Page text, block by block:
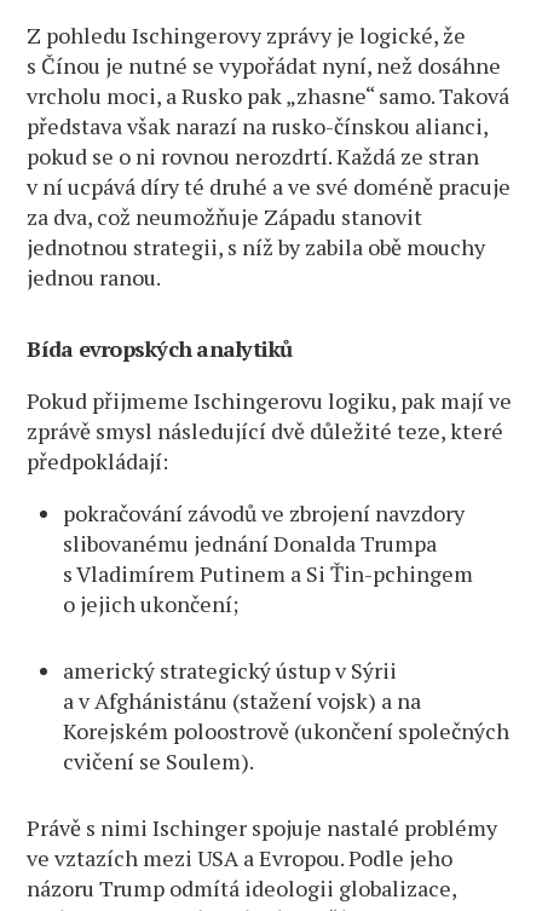
Z pohledu Ischingerovy zprávy je logické, že
s Čínou je nutné se vypořádat nyní, než dosáhne
vrcholu moci, a Rusko pak „zhasne“ samo. Taková
představa však narazí na rusko-čínskou alianci,
pokud se o ni rovnou nerozdrtí. Každá ze stran
v ní ucpává díry té druhé a ve své doméně pracuje
za dva, což neumožňuje Západu stanovit
jednotnou strategii, s níž by zabila obě mouchy
jednou ranou.
Bída evropských analytiků
Pokud přijmeme Ischingerovu logiku, pak mají ve
zprávě smysl následující dvě důležité teze, které
předpokládají:
pokračování závodů ve zbrojení navzdory
slibovanému jednání Donalda Trumpa
s Vladimírem Putinem a Si Ťin-pchingem
o jejich ukončení;
americký strategický ústup v Sýrii
a v Afghánistánu (stažení vojsk) a na
Korejském poloostrově (ukončení společných
cvičení se Soulem).
Právě s nimi Ischinger spojuje nastalé problémy
ve vztazích mezi USA a Evropou. Podle jeho
názoru Trump odmítá ideologii globalizace,